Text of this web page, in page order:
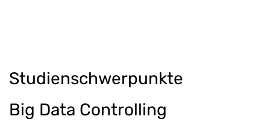
Studienschwerpunkte
Big Data Controlling